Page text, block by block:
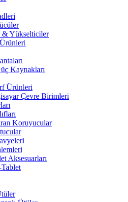
& Yükselticiler
Kaynakları
Ürünleri
Çevre Birimleri
Koruyucular
Aksesuarları